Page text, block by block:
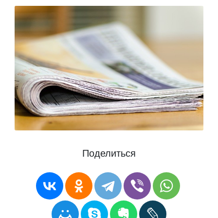
Поделиться